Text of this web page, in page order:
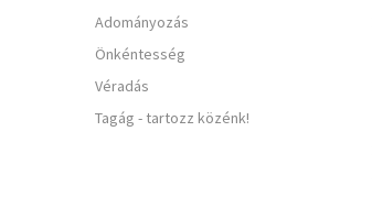
Adományozás
Önkéntesség
Véradás
Tagág - tartozz közénk!